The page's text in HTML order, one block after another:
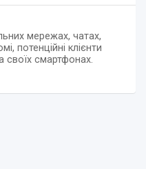
мережах, чатах,
потенційні клієнти
своїх смартфонах.